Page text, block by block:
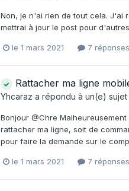
Non, je n'ai rien de tout cela. J'ai
mettrai à jour le post pour
le 1 mars 2021 7 réponses
Rattacher ma ligne
Yhcaraz a répondu à un(e) sujet
Bonjour @Chre
rattacher ma ligne, soit de
pour faire la demande sur le
le 1 mars 2021 7 réponses